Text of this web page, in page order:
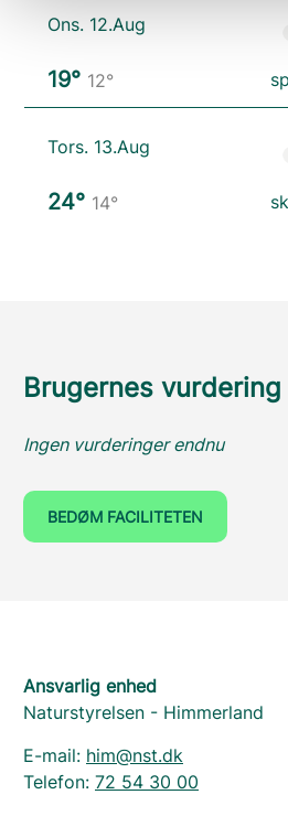
Ons. 12.Aug
19° 12°
Tors. 13.Aug
24° 14°
Brugernes vurdering
Ingen vurderinger endnu
BEDØM FACILITETEN
Ansvarlig enhed
Naturstyrelsen - Himmerland
E-mail: him@nst.dk
Telefon: 72 54 30 00